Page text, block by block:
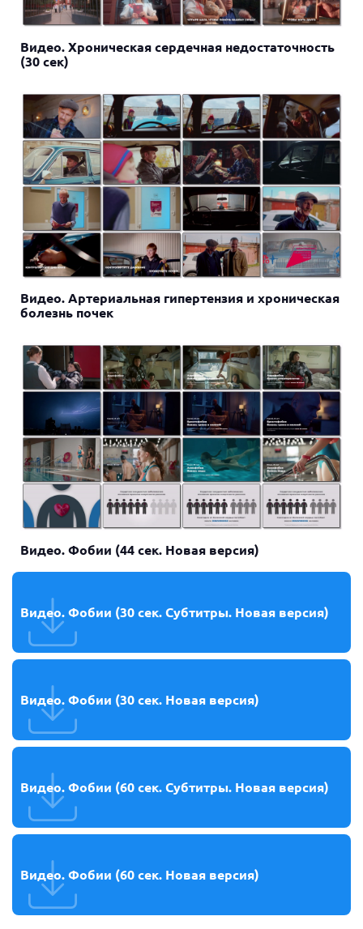
Видео. Хроническая сердечная недостаточность
(30 сек)
Видео. Артериальная гипертензия и хроническая
болезнь почек
Видео. Фобии (44 сек. Новая версия)
Видео. Фобии (30 сек. Субтитры. Новая версия)
Видео. Фобии (30 сек. Новая версия)
Видео. Фобии (60 сек. Субтитры. Новая версия)
Видео. Фобии (60 сек. Новая версия)